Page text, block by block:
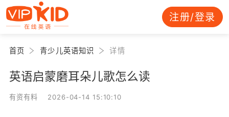
注册/登录
首页 青少儿英语知识 详情
英语启蒙磨耳朵儿歌怎么读
有资有料 2026-04-14 15:10:10